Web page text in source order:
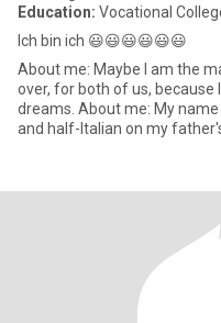
Education: Vocational
Ich bin ich 😃😃😃😃😃😃
About me: Maybe I am the
over, for both of us,
dreams. About me: My
and half-Italian on my